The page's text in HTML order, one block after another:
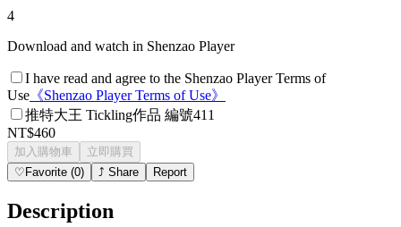
4
Download and watch in Shenzao Player
I have read and agree to the Shenzao Player Terms of
Use 《Shenzao Player Terms of Use》
推特大王 Tickling作品 編號411
NT$460
加入購物車
立即購買
♡ Favorite (0) ⤴ Share Report
Description